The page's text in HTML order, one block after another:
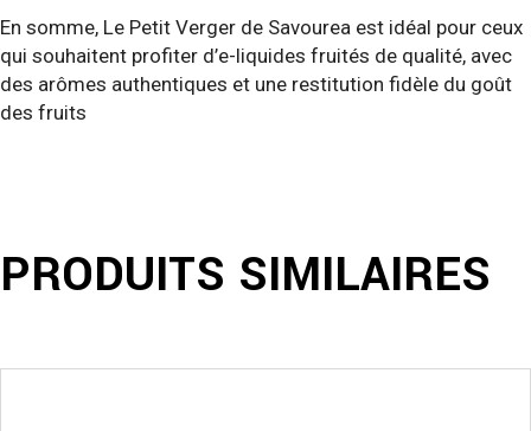
En somme, Le Petit Verger de Savourea est idéal pour ceux
qui souhaitent profiter d’e-liquides fruités de qualité, avec
des arômes authentiques et une restitution fidèle du goût
des fruits
PRODUITS SIMILAIRES